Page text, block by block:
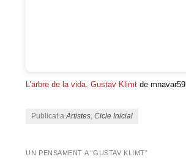
L’arbre de la vida. Gustav Klimt de mnavar59
Publicat aArtistes ,Cicle Inicial
UN PENSAMENT A “GUSTAV KLIMT”